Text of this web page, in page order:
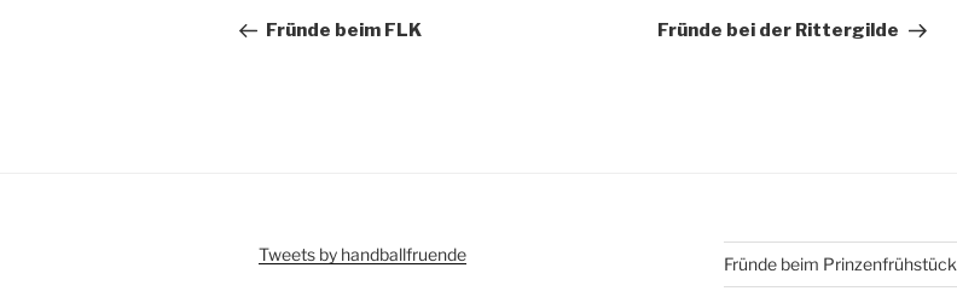
Fründe beim FLK Fründe bei der Rittergilde
Tweets by handballfruende Fründe beim Prinzenfrühstück